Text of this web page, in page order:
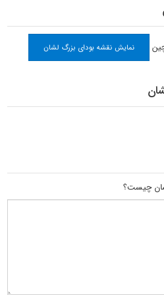
نمایش نقشه بودای بزرگ لشان
چیست؟